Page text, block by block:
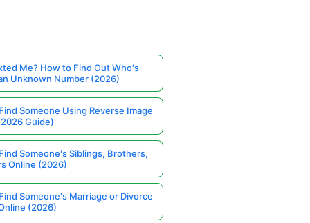
Me? How to Find Out Who's
Unknown Number (2026)
Someone Using Reverse Image
Guide)
Someone's Siblings, Brothers,
Online (2026)
Someone's Marriage or Divorce
(2026)